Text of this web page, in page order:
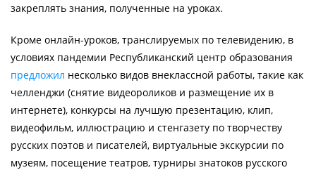
закреплять знания, полученные на уроках.
Кроме онлайн-уроков, транслируемых по телевидению, в
условиях пандемии Республиканский центр образования
предложил несколько видов внеклассной работы, такие как
челленджи (снятие видеороликов и размещение их в
интернете), конкурсы на лучшую презентацию, клип,
видеофильм, иллюстрацию и стенгазету по творчеству
русских поэтов и писателей, виртуальные экскурсии по
музеям, посещение театров, турниры знатоков русского